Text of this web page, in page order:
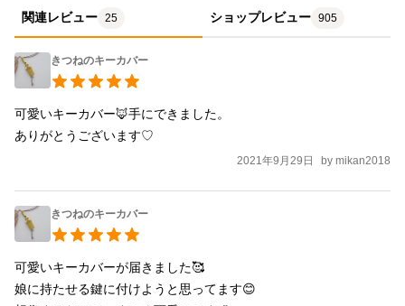
のでひとつひとつ顔立ちが少しずつ違います。手編みの風合いを
お楽しみ下さい。 ※2020/3/3 価格改定させていただきました <他
◎ヘアゴム https://minne.com/items/6091708 ◎ティッシュケース
https://minne.com/items/5505967 ◎ミニポーチ
関連レビュー 25 ショップレビュー 905
きつねのキーカバー
可愛いキーカバー🦊手にできました。
ありがとうございます♡
2021年9月29日 by mikan2018
きつねのキーカバー
可愛いキーカバーが届きました🥰
娘に持たせる鍵に付けようと思ってます😊